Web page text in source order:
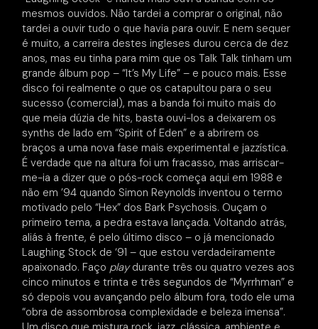
mesmos ouvidos. Não tardei a comprar o original, não
tardei a ouvir tudo o que havia para ouvir. E nem sequer
é muito, a carreira destes ingleses durou cerca de dez
anos, mas eu tinha para mim que os Talk Talk tinham um
grande álbum pop – “It’s My Life” – e pouco mais. Esse
disco foi realmente o que os catapultou para o seu
sucesso (comercial), mas a banda foi muito mais do
que meia dúzia de hits, basta ouvi-los a deixarem os
synths de lado em “Spirit of Eden” e a abrirem os
braços a uma nova fase mais experimental e jazzística.
É verdade que na altura foi um fracasso, mas arriscar-
me-ia a dizer que o pós-rock começa aqui em 1988 e
não em ’94 quando Simon Reynolds inventou o termo
motivado pelo “Hex” dos Bark Psychosis. Ouçam o
primeiro tema, a pedra estava lançada. Voltando atrás,
aliás à frente, é pelo último disco – o já mencionado
Laughing Stock de ‘91 – que estou verdadeiramente
apaixonado. Faço playdurante três ou quatro vezes aos
cinco minutos e trinta e três segundos de “Myrrhman” e
só depois vou avançando pelo álbum fora, todo ele uma
“obra de assombrosa complexidade e beleza imensa”.